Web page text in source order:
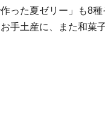
った夏ゼリー」も8種
手土産に、また和菓